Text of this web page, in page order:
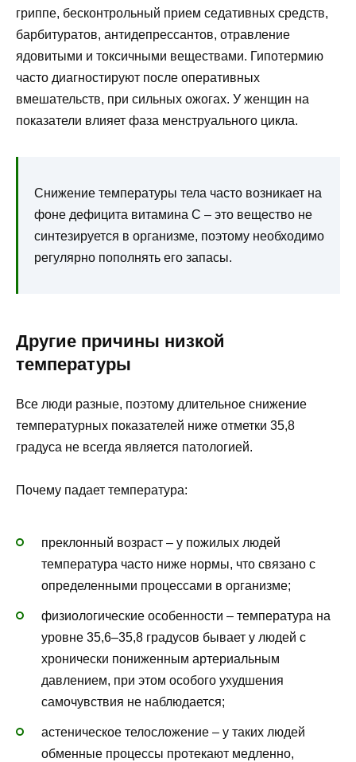
гриппе, бесконтрольный прием седативных средств,
барбитуратов, антидепрессантов, отравление
ядовитыми и токсичными веществами. Гипотермию
часто диагностируют после оперативных
вмешательств, при сильных ожогах. У женщин на
показатели влияет фаза менструального цикла.
Снижение температуры тела часто возникает на
фоне дефицита витамина C – это вещество не
синтезируется в организме, поэтому необходимо
регулярно пополнять его запасы.
Другие причины низкой
температуры
Все люди разные, поэтому длительное снижение
температурных показателей ниже отметки 35,8
градуса не всегда является патологией.
Почему падает температура:
преклонный возраст – у пожилых людей
температура часто ниже нормы, что связано с
определенными процессами в организме;
физиологические особенности – температура на
уровне 35,6–35,8 градусов бывает у людей с
хронически пониженным артериальным
давлением, при этом особого ухудшения
самочувствия не наблюдается;
астеническое телосложение – у таких людей
обменные процессы протекают медленно,